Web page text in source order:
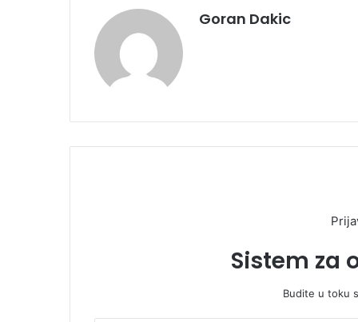
Goran Dakic
Sistem za
Budite u toku